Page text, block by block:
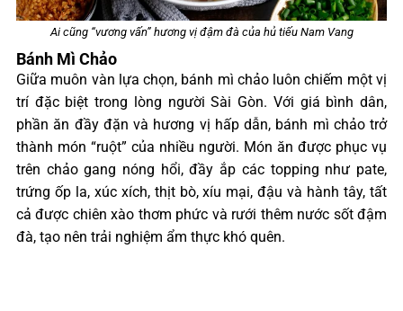
Ai cũng “vương vấn” hương vị đậm đà của hủ tiếu Nam Vang
Bánh Mì Chảo
Giữa muôn vàn lựa chọn, bánh mì chảo luôn chiếm một vị
trí đặc biệt trong lòng người Sài Gòn. Với giá bình dân,
phần ăn đầy đặn và hương vị hấp dẫn, bánh mì chảo trở
thành món “ruột” của nhiều người. Món ăn được phục vụ
trên chảo gang nóng hổi, đầy ắp các topping như pate,
trứng ốp la, xúc xích, thịt bò, xíu mại, đậu và hành tây, tất
cả được chiên xào thơm phức và rưới thêm nước sốt đậm
đà, tạo nên trải nghiệm ẩm thực khó quên.